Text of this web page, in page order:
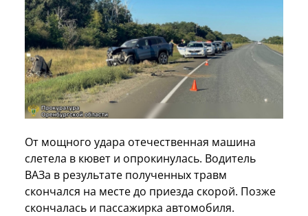
От мощного удара отечественная машина
слетела в кювет и опрокинулась. Водитель
ВАЗа в результате полученных травм
скончался на месте до приезда скорой. Позже
скончалась и пассажирка автомобиля.